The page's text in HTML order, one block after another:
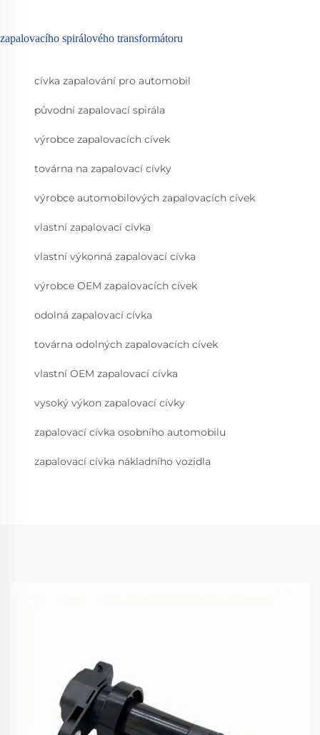
zapalovacího spirálového transformátoru
cívka zapalování pro automobil
původní zapalovací spirála
výrobce zapalovacích cívek
továrna na zapalovací cívky
výrobce automobilových zapalovacích cívek
vlastní zapalovací cívka
vlastní výkonná zapalovací cívka
výrobce OEM zapalovacích cívek
odolná zapalovací cívka
továrna odolných zapalovacích cívek
vlastní OEM zapalovací cívka
vysoký výkon zapalovací cívky
zapalovací cívka osobního automobilu
zapalovací cívka nákladního vozidla